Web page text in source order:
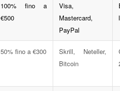
100% fino a
€500
Visa,
Mastercard,
PayPal
50% fino a €300
Skrill, Neteller,
Bitcoin